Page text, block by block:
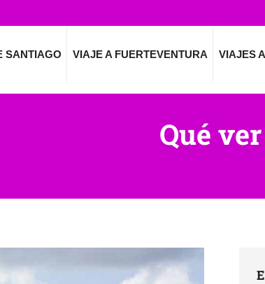
SANTIAGO VIAJE A FUERTEVENTURA VIAJES
Qué